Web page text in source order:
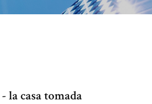
la casa tomada